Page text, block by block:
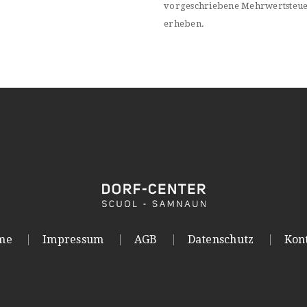
vorgeschriebene
erheben.
Impressum AGB Datenschutz